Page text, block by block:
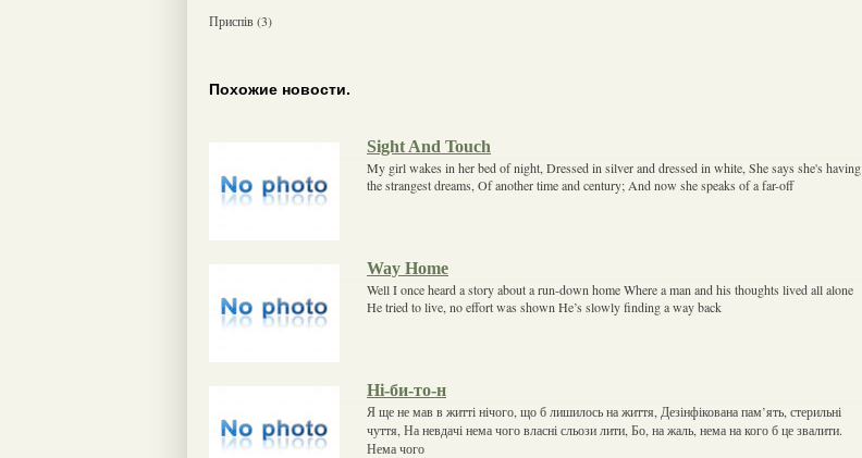
Приспів (3)
Похожие новости.
Sight And Touch
My girl wakes in her bed of night, Dressed in silver and dressed in white, She says she's having
the strangest dreams, Of another time and century; And now she speaks of a far-off
Way Home
Well I once heard a story about a run-down home Where a man and his thoughts lived all alone
He tried to live, no effort was shown He’s slowly finding a way back
Ні-би-то-н
Я ще не мав в житті нічого, що б лишилось на життя, Дезінфікована пам’ять, стерильні
чуття, На невдачі нема чого власні сльози лити, Бо, на жаль, нема на кого б це звалити.
Нема чого